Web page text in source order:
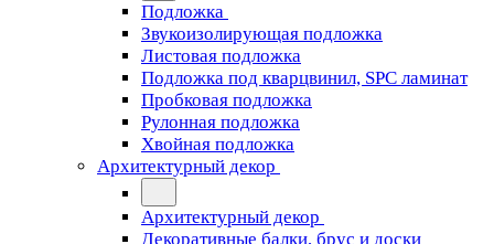
Подложка
Звукоизолирующая подложка
Листовая подложка
Подложка под кварцвинил, SPC ламинат
Пробковая подложка
Рулонная подложка
Хвойная подложка
Архитектурный декор
Архитектурный декор
Декоративные балки, брус и доски